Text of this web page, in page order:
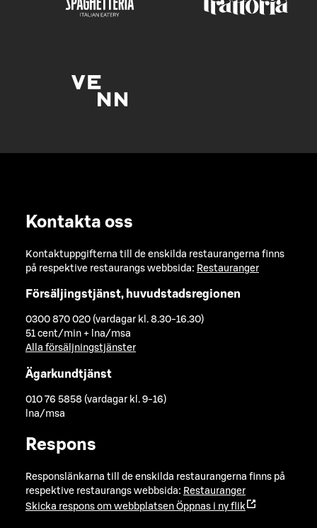
Kontakta oss
Kontaktuppgifterna till de enskilda restaurangerna finns
på respektive restaurangs webbsida: Restauranger
Försäljingstjänst, huvudstadsregionen
0300 870 020 (vardagar kl. 8.30-16.30)
51 cent/min + lna/msa
Alla försäljningstjänster
Ägarkundtjänst
010 76 5858 (vardagar kl. 9-16)
lna/msa
Respons
Responslänkarna till de enskilda restaurangerna finns på
respektive restaurangs webbsida: Restauranger
Skicka respons om webbplatsen Öppnas i ny flik